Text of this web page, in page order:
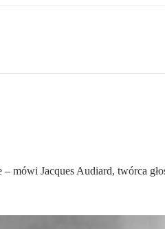
mówi Jacques Audiard, twórca